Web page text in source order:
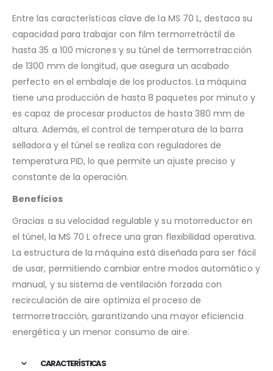
Entre las características clave de la MS 70 L, destaca su
capacidad para trabajar con film termorretráctil de
hasta 35 a 100 micrones y su túnel de termorretracción
de 1300 mm de longitud, que asegura un acabado
perfecto en el embalaje de los productos. La máquina
tiene una producción de hasta 8 paquetes por minuto y
es capaz de procesar productos de hasta 380 mm de
altura. Además, el control de temperatura de la barra
selladora y el túnel se realiza con reguladores de
temperatura PID, lo que permite un ajuste preciso y
constante de la operación​.
Beneficios
Gracias a su velocidad regulable y su motorreductor en
el túnel, la MS 70 L ofrece una gran flexibilidad operativa.
La estructura de la máquina está diseñada para ser fácil
de usar, permitiendo cambiar entre modos automático y
manual, y su sistema de ventilación forzada con
recirculación de aire optimiza el proceso de
termorretracción, garantizando una mayor eficiencia
energética y un menor consumo de aire​.
CARACTERÍSTICAS